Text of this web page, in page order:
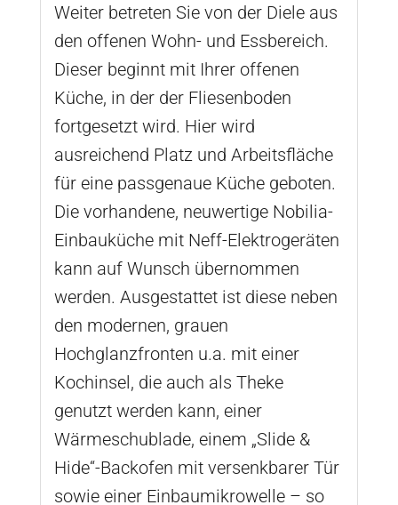
Weiter betreten Sie von der Diele aus
den offenen Wohn- und Essbereich.
Dieser beginnt mit Ihrer offenen
Küche, in der der Fliesenboden
fortgesetzt wird. Hier wird
ausreichend Platz und Arbeitsfläche
für eine passgenaue Küche geboten.
Die vorhandene, neuwertige Nobilia-
Einbauküche mit Neff-Elektrogeräten
kann auf Wunsch übernommen
werden. Ausgestattet ist diese neben
den modernen, grauen
Hochglanzfronten u.a. mit einer
Kochinsel, die auch als Theke
genutzt werden kann, einer
Wärmeschublade, einem „Slide &
Hide“-Backofen mit versenkbarer Tür
sowie einer Einbaumikrowelle – so